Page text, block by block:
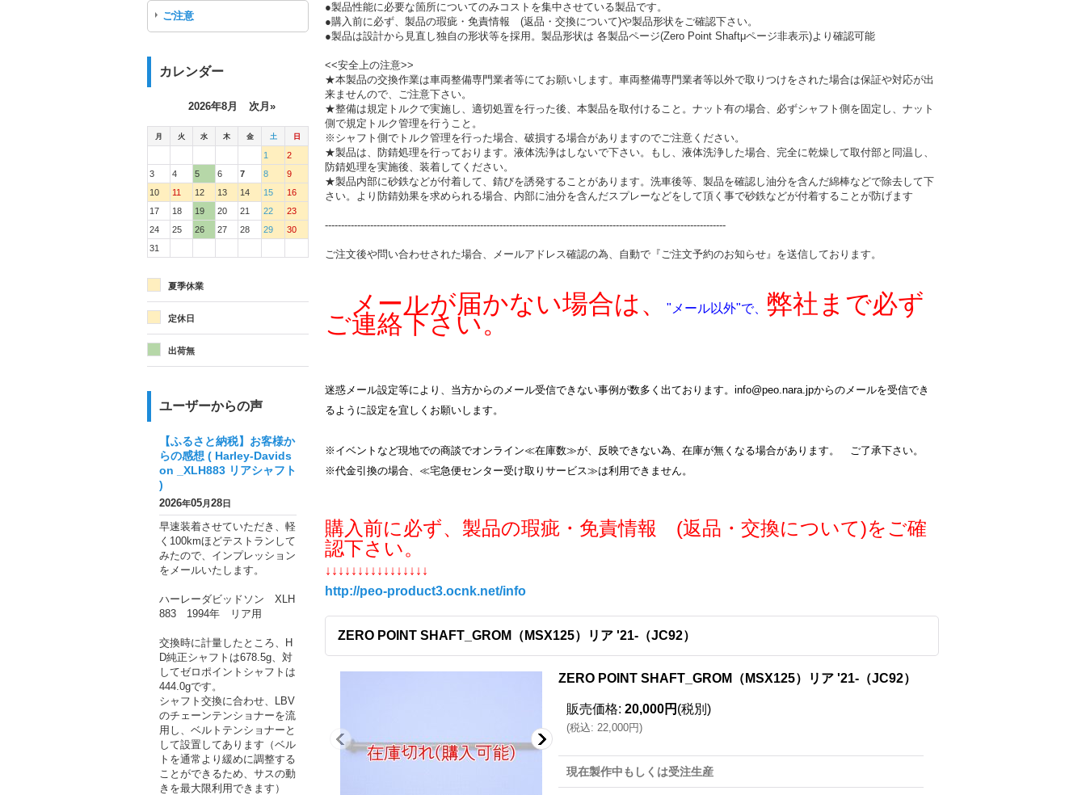
ご注意
カレンダー
2026年8月 次月»
月 火 水 木 金 土 日
1
2
3
4 5 6 7 8
9
10
11 12 13 14 15
16
17
18 19 20 21 22
23
24
25 26 27 28 29
30
31
夏季休業
定休日
出荷無
ユーザーからの声
【ふるさと納税】お客様か
らの感想 ( Harley-Davids
on _XLH883 リアシャフト
)
2026年05月28日
早速装着させていただき、軽
く100kmほどテストランして
みたので、インプレッション
をメールいたします。
ハーレーダビッドソン XLH
883 1994年 リア用
交換時に計量したところ、H
D純正シャフトは678.5g、対
してゼロポイントシャフトは
444.0gです。
シャフト交換に合わせ、LBV
のチェーンテンショナーを流
用し、ベルトテンショナーと
して設置してあります（ベル
トを通常より緩めに調整する
ことができるため、サスの動
きを最大限利用できます）
●製品性能に必要な箇所についてのみコストを集中させている製品です。
●購入前に必ず、製品の瑕疵・免責情報 (返品・交換について)や製品形状をご確認下さい。
●製品は設計から見直し独自の形状等を採用。製品形状は 各製品ページ(Zero Point Shaftμページ非表示)より確認可能
<<安全上の注意>>
★本製品の交換作業は車両整備専門業者等にてお願いします。車両整備専門業者等以外で取りつけをされた場合は保証や対応が出
来ませんので、ご注意下さい。
★整備は規定トルクで実施し、適切処置を行った後、本製品を取付けること。ナット有の場合、必ずシャフト側を固定し、ナット
側で規定トルク管理を行うこと。
※シャフト側でトルク管理を行った場合、破損する場合がありますのでご注意ください。
★製品は、防錆処理を行っております。液体洗浄はしないで下さい。もし、液体洗浄した場合、完全に乾燥して取付部と同温し、
防錆処理を実施後、装着してください。
★製品内部に砂鉄などが付着して、錆びを誘発することがあります。洗車後等、製品を確認し油分を含んだ綿棒などで除去して下
さい。より防錆効果を求められる場合、内部に油分を含んだスプレーなどをして頂く事で砂鉄などが付着することが防げます
----------------------------------------------------------------------------------------------------------------------------
ご注文後や問い合わせされた場合、メールアドレス確認の為、自動で『ご注文予約のお知らせ』を送信しております。
メールが届かない場合は、 "メール以外"で、 弊社まで必ず
ご連絡下さい。
迷惑メール設定等により、当方からのメール受信できない事例が数多く出ております。info@peo.nara.jpからのメールを受信でき
るように設定を宜しくお願いします。
※イベントなど現地での商談でオンライン≪在庫数≫が、反映できない為、在庫が無くなる場合があります。 ご了承下さい。
※代金引換の場合、≪宅急便センター受け取りサービス≫は利用できません。
購入前に必ず、製品の瑕疵・免責情報 (返品・交換について)をご確
認下さい。
↓↓↓↓↓↓↓↓↓↓↓↓↓↓↓↓
http://peo-product3.ocnk.net/info
ZERO POINT SHAFT_GROM（MSX125）リア '21-（JC92）
ZERO POINT SHAFT_GROM（MSX125）リア '21-（JC92）
販売価格: 20,000円 (税別)
(税込: 22,000円)
現在製作中もしくは受注生産